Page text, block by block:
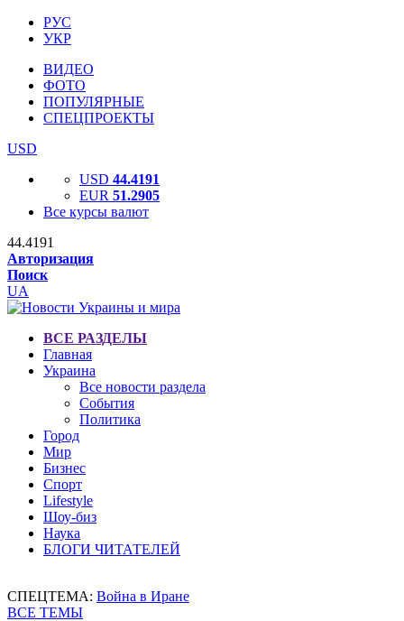
РУС
УКР
ВИДЕО
ФОТО
ПОПУЛЯРНЫЕ
СПЕЦПРОЕКТЫ
USD
USD 44.4191
EUR 51.2905
Все курсы валют
44.4191
Авторизация
Поиск
UA
ВСЕ РАЗДЕЛЫ
Главная
Украина
Все новости раздела
События
Политика
Город
Мир
Бизнес
Спорт
Lifestyle
Шоу-биз
Наука
БЛОГИ ЧИТАТЕЛЕЙ
СПЕЦТЕМА: Война в Иране
ВСЕ ТЕМЫ